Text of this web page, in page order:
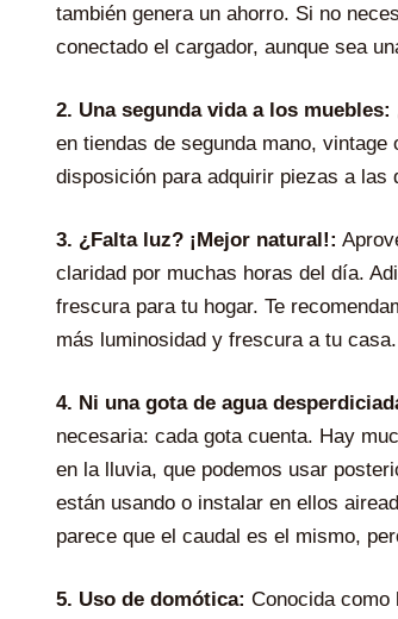
también genera un ahorro. Si no
conectado el cargador, aunque sea
2. Una segunda vida a los muebles:
en tiendas de segunda mano,
disposición para adquirir piezas a las
3. ¿Falta luz? ¡Mejor natural!:
claridad por muchas horas del día.
frescura para tu hogar. Te
más luminosidad y frescura a tu casa.
4. Ni una gota de agua
necesaria: cada gota cuenta. Hay
en la lluvia, que podemos usar
están usando o instalar en ellos
parece que el caudal es el mismo,
5. Uso de domótica: Conocida como